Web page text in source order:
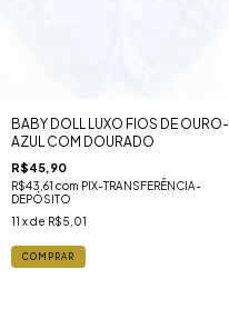
BABY DOLL LUXO FIOS DE OURO-
AZUL COM DOURADO
R$45,90
R$43,61 com PIX-TRANSFERÊNCIA-
DEPÓSITO
11 x de R$5,01
COMPRAR